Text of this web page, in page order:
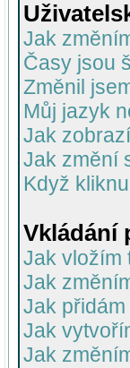
Jak
Časy jsou
Změnil
Můj jazyk
Jak
Jak změní
Když
Vkládání
Jak vložím
Jak
Jak
Jak
Jak